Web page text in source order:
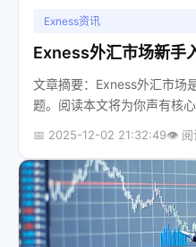
Exness资讯
Exness外汇市场新手
文章摘要：Exness外汇市场
题。阅读本文将为你声有核心知识。 外汇交易：
球最大、最活跃的金融市场
📅 2025-12-02 21:32:49👁️ 阅